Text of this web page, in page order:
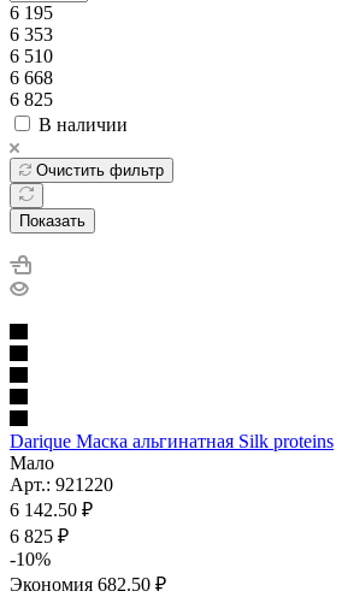
6 195
6 353
6 510
6 668
6 825
В наличии
Очистить фильтр
Показать
Darique Маска альгинатная Silk proteins
Мало
Арт.: 921220
6 142.50 ₽
6 825 ₽
-10%
Экономия 682.50 ₽